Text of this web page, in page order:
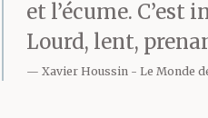
colloques,
avec les
et l’écume.
Lourd, lent,
Xavier Houssin Le Monde